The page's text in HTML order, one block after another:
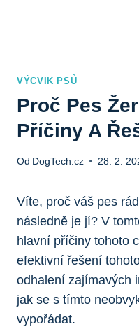
VÝCVIK PSŮ
Proč Pes
Příčiny A
Od DogTech.cz 28. 2.
Víte, proč váš pes
následně je jí? V
hlavní příčiny tohoto
efektivní řešení
odhalení zajímavých
jak se s tímto
vypořádat.